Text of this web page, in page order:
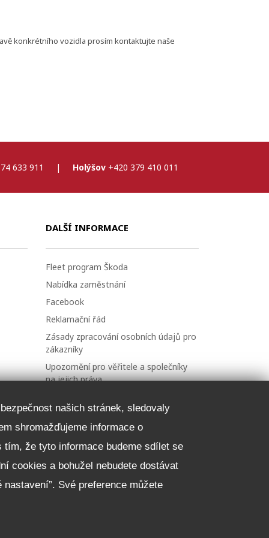
konkrétního vozidla prosím kontaktujte naše
633 911 | Holýšov +420 379 410 011
DALŠÍ INFORMACE
Fleet program Škoda
Nabídka zaměstnání
Facebook
Reklamační řád
Zásady zpracování osobních údajů pro
zákazníky
Upozornění pro věřitele a společníky
na jejich práva
NEZÁVAZNĚ POPTAT VŮZ
našich stránek, sledovaly
shromažďujeme informace o
že tyto informace budeme sdílet se
cookies a bohužel nebudete dostávat
Své preference můžete